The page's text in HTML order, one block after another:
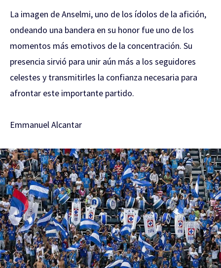
La imagen de Anselmi, uno de los ídolos de la afición,
ondeando una bandera en su honor fue uno de los
momentos más emotivos de la concentración. Su
presencia sirvió para unir aún más a los seguidores
celestes y transmitirles la confianza necesaria para
afrontar este importante partido.
Emmanuel Alcantar